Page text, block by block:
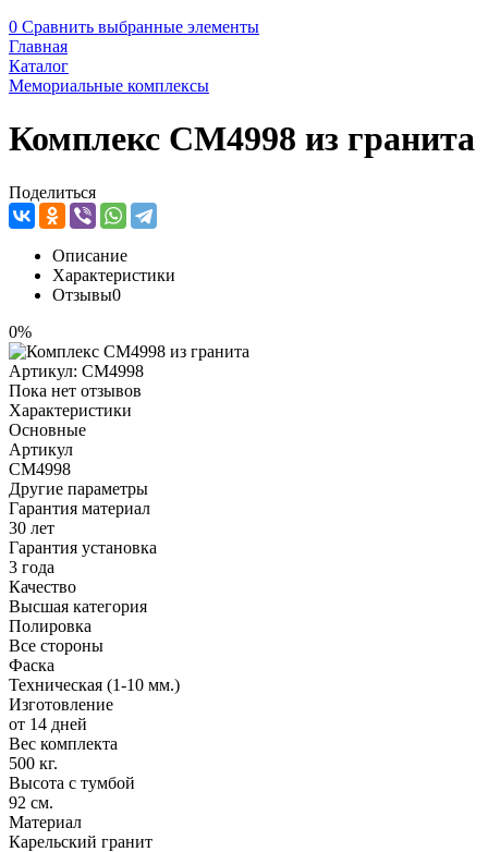
0 Сравнить выбранные элементы
Главная
Каталог
Мемориальные комплексы
Комплекс CM4998 из гранита
Поделиться
Описание
Характеристики
Отзывы0
0%
Артикул: CM4998
Пока нет отзывов
Характеристики
Основные
Артикул
CM4998
Другие параметры
Гарантия материал
30 лет
Гарантия установка
3 года
Качество
Высшая категория
Полировка
Все стороны
Фаска
Техническая (1-10 мм.)
Изготовление
от 14 дней
Вес комплекта
500 кг.
Высота с тумбой
92 см.
Материал
Карельский гранит